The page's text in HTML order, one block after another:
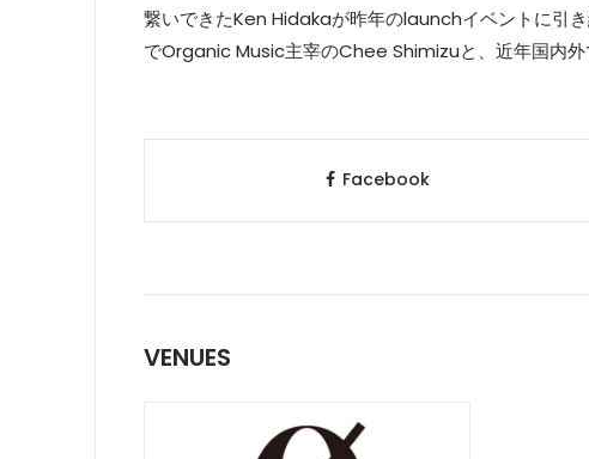
繋いできたKen Hidakaが昨年のlaunchイベントに引
でOrganic Music主宰のChee Shimizuと、近年国内
Facebook
VENUES